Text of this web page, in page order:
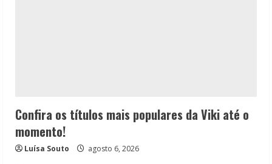
Confira os títulos mais populares da Viki até o
momento!
Luísa Souto agosto 6, 2026